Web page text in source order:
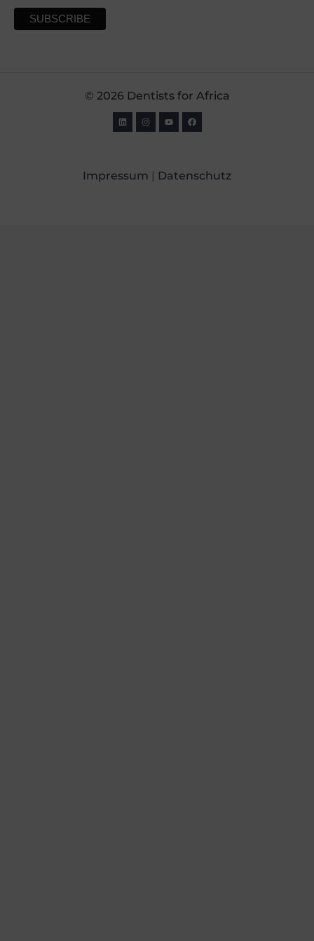
© 2026 Dentists for Africa
Impressum | Datenschutz